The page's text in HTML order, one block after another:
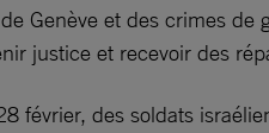
Genève et des crimes
justice et recevoir des
des soldats